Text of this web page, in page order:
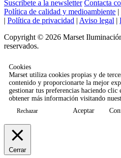
Suscríbete a la newsletter Contacta
Política de calidad y medioambiente |
| Política de privacidad | Aviso legal |
Copyright © 2026 Marset
reservados.
Cookies
Marset utiliza cookies propias y de
contenido y proporcionarte la mejor
gestionar tus preferencias haciendo
obtener más información visitando
Rechazar Aceptar
Cerrar